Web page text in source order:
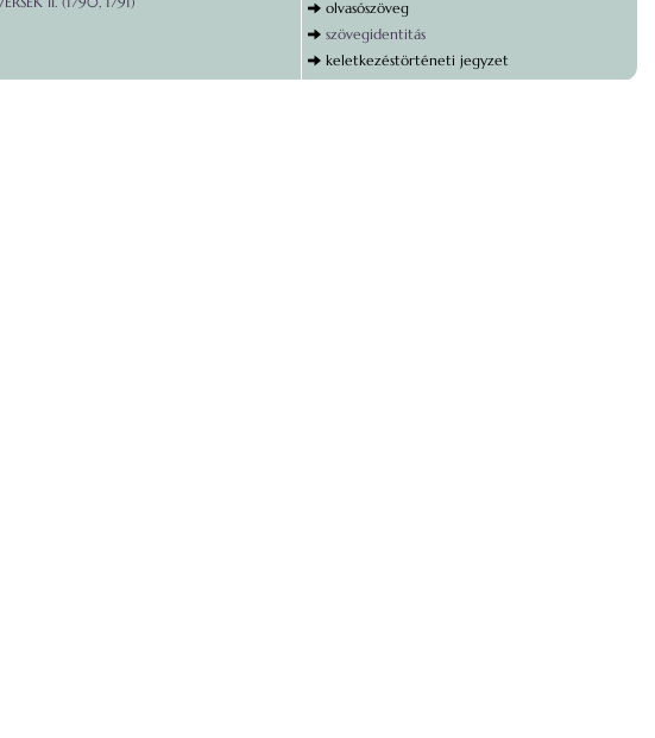
olvasószöveg
szövegidentitás
keletkezéstörténeti jegyzet